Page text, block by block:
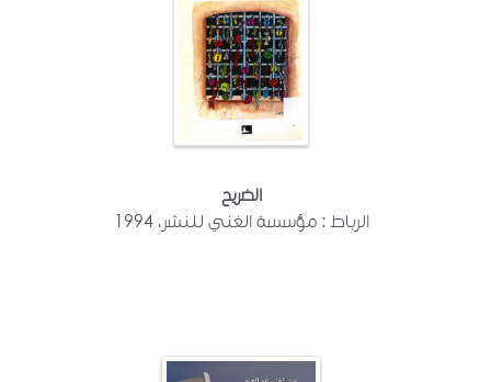
الضريح
الرباط : مؤسسة الغني للنشر، 1994